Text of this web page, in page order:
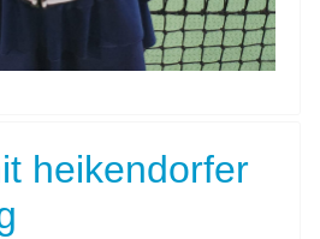
heikendorfer